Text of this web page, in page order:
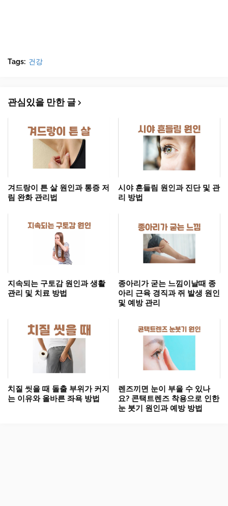
Tags: 건강
관심있을 만한 글
겨드랑이 튼 살 원인과 통증 저
림 완화 관리법
시야 흔들림 원인과 진단 및 관
리 방법
지속되는 구토감 원인과 생활
관리 및 치료 방법
종아리가 굳는 느낌이날때 종
아리 근육 경직과 쥐 발생 원인
및 예방 관리
치질 씻을 때 돌출 부위가 커지
는 이유와 올바른 좌욕 방법
렌즈끼면 눈이 부을 수 있나
요? 콘택트렌즈 착용으로 인한
눈 붓기 원인과 예방 방법